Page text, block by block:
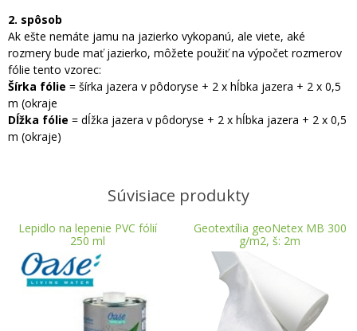
2. spôsob
Ak ešte nemáte jamu na jazierko vykopanú, ale viete, aké
rozmery bude mať jazierko, môžete použiť na výpočet rozmerov
fólie tento vzorec:
Šírka fólie = šírka jazera v pôdoryse + 2 x hĺbka jazera + 2 x 0,5
m (okraje
Dĺžka fólie = dĺžka jazera v pôdoryse + 2 x hĺbka jazera + 2 x 0,5
m (okraje)
Súvisiace produkty
Lepidlo na lepenie PVC fólií
250 ml
Geotextília geoNetex MB 300
g/m2, š: 2m